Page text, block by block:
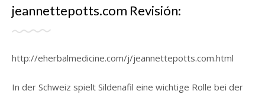
jeannettepotts.com Revisión:
http://eherbalmedicine.com/j/jeannettepotts.com.html
In der Schweiz spielt Sildenafil eine wichtige Rolle bei der